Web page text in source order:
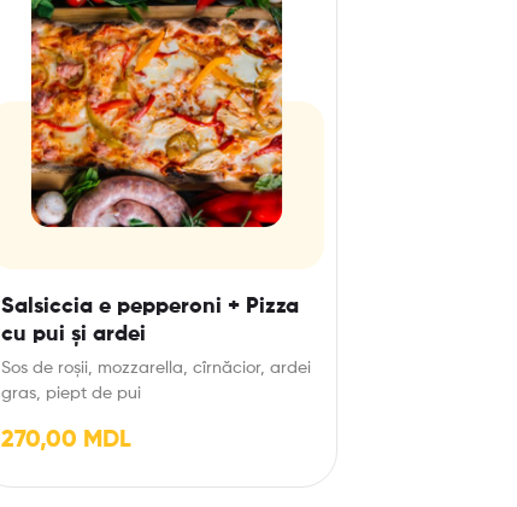
Salsiccia e pepperoni + Pizza
cu pui și ardei
Sos de roșii, mozzarella, cîrnăcior, ardei
gras, piept de pui
270,00 MDL